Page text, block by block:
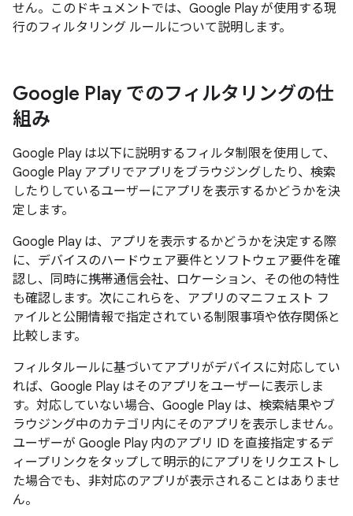
せん。このドキュメントでは、Google Play が使用する現
行のフィルタリング ルールについて説明します。
Google Play でのフィルタリングの仕
組み
Google Play は以下に説明するフィルタ制限を使用して、
Google Play アプリでアプリをブラウジングしたり、検索
したりしているユーザーにアプリを表示するかどうかを決
定します。
Google Play は、アプリを表示するかどうかを決定する際
に、デバイスのハードウェア要件とソフトウェア要件を確
認し、同時に携帯通信会社、ロケーション、その他の特性
も確認します。次にこれらを、アプリのマニフェスト フ
ァイルと公開情報で指定されている制限事項や依存関係と
比較します。
フィルタルールに基づいてアプリがデバイスに対応してい
れば、Google Play はそのアプリをユーザーに表示しま
す。対応していない場合、Google Play は、検索結果やブ
ラウジング中のカテゴリ内にそのアプリを表示しません。
ユーザーが Google Play 内のアプリ ID を直接指定するデ
ィープリンクをタップして明示的にアプリをリクエストし
た場合でも、非対応のアプリが表示されることはありませ
ん。